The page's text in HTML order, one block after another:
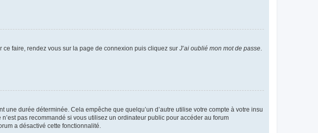
faire, rendez vous sur la page de connexion puis cliquez sur J’ai oublié mon mot de passe
durée déterminée. Cela empêche que quelqu’un d’autre utilise votre compte à votre insu
pas recommandé si vous utilisez un ordinateur public pour accéder au forum
a désactivé cette fonctionnalité.